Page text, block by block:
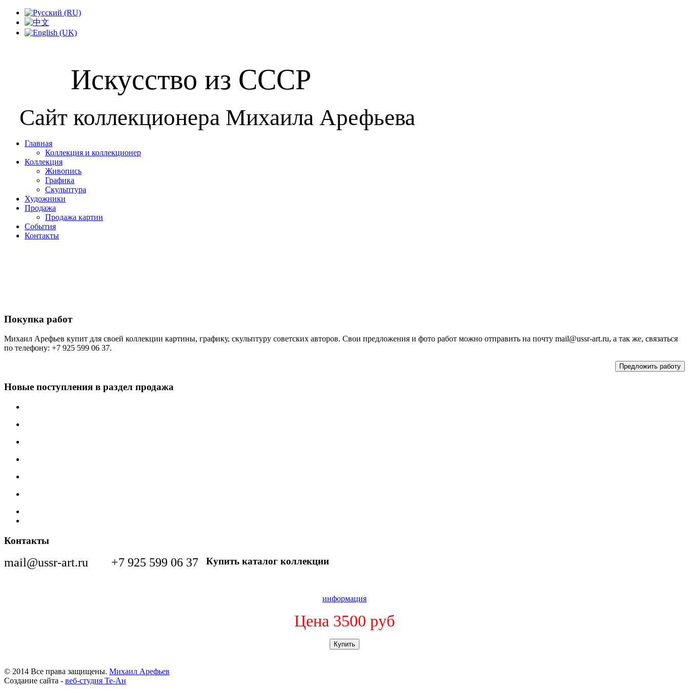
Искусство из СССР
Сайт коллекционера Михаила Арефьева
Главная
Коллекция и коллекционер
Коллекция
Живопись
Графика
Скульптура
Художники
Продажа
Продажа картин
События
Контакты
Покупка работ
Михаил Арефьев купит для своей коллекции картины, графику, скульптуру советских авторов. Свои предложения и фото работ можно отправить на почту mail@ussr-art.ru, а так же, связаться
по телефону: +7 925 599 06 37.
Предложить работу
Новые поступления в раздел продажа
Контакты
mail@ussr-art.ru +7 925 599 06 37 Купить каталог коллекции
информация
Цена 3500 руб
Купить
© 2014 Все права защищены. Михаил Арефьев
Создание сайта - веб-студия Те-Ан